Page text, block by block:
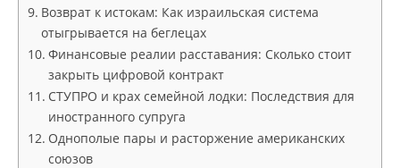
Возврат к истокам: Как израильская система
отыгрывается на беглецах
Финансовые реалии расставания: Сколько стоит
закрыть цифровой контракт
СТУПРО и крах семейной лодки: Последствия для
иностранного супруга
Однополые пары и расторжение американских
союзов